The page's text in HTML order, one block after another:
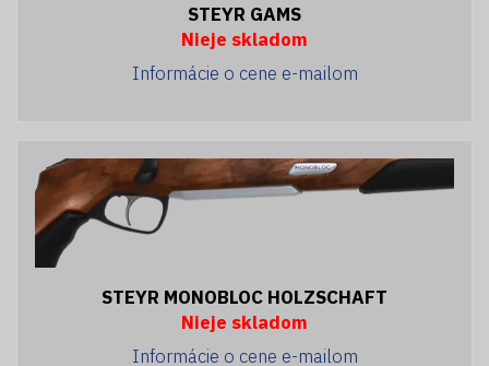
STEYR GAMS
Nieje skladom
Informácie o cene e-mailom
STEYR MONOBLOC HOLZSCHAFT
Nieje skladom
Informácie o cene e-mailom